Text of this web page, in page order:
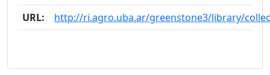
URL:
http://ri.agro.uba.ar/greenstone3/library/